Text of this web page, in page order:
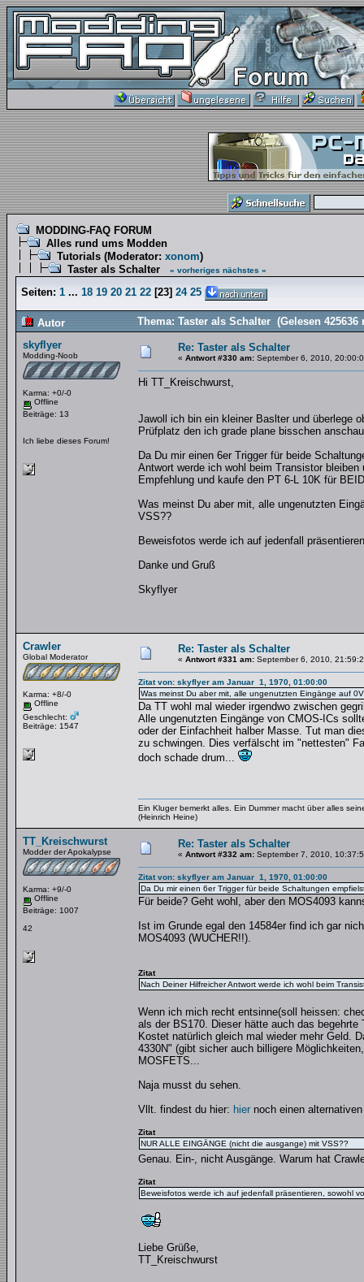
MODDING-FAQ FORUM
Alles rund ums Modden
Tutorials (Moderator: xonom)
Taster als Schalter
« vorheriges nächstes »
Seiten: 1 ... 18 19 20 21 22 [23] 24 25
Autor
Thema: Taster als Schalter (Gelesen 425636
skyflyer
Modding-Noob
Karma: +0/-0
Offline
Beiträge: 13
Ich liebe dieses Forum!
Re: Taster als Schalter
« Antwort #330 am: September 6, 2010,
Hi TT_Kreischwurst,
Jawoll ich bin ein kleiner Baslter und überlege
Prüfplatz den ich grade plane bisschen
Da Du mir einen 6er Trigger für beide
Antwort werde ich wohl beim Transistor
Empfehlung und kaufe den PT 6-L 10K für
Was meinst Du aber mit, alle ungenutzten
VSS??
Beweisfotos werde ich auf jedenfall
Danke und Gruß
Skyflyer
Crawler
Global Moderator
Karma: +8/-0
Offline
Geschlecht:
Beiträge: 1547
Re: Taster als Schalter
« Antwort #331 am: September 6, 2010,
Zitat von: skyflyer am Januar 1, 1970, 01:00:00
Was meinst Du aber mit, alle ungenutzten Eingänge auf
Da TT wohl mal wieder irgendwo zwischen
Alle ungenutzten Eingänge von CMOS-ICs
oder der Einfachheit halber Masse. Tut man
zu schwingen. Dies verfälscht im "nettesten"
doch schade drum...
Ein Kluger bemerkt alles. Ein Dummer macht über alles
(Heinrich Heine)
TT_Kreischwurst
Modder der Apokalypse
Karma: +9/-0
Offline
Beiträge: 1007
42
Re: Taster als Schalter
« Antwort #332 am: September 7, 2010,
Zitat von: skyflyer am Januar 1, 1970, 01:00:00
Da Du mir einen 6er Trigger für beide Schaltungen
Für beide? Geht wohl, aber den MOS4093
Ist im Grunde egal den 14584er find ich gar
MOS4093 (WUCHER!!).
Zitat
Nach Deiner Hilfreicher Antwort werde ich wohl beim
Wenn ich mich recht entsinne(soll heissen:
als der BS170. Dieser hätte auch das begehrte
Kostet natürlich gleich mal wieder mehr Geld.
4330N" (gibt sicher auch billigere
MOSFETS...
Naja musst du sehen.
Vllt. findest du hier: hier noch einen
Zitat
NUR ALLE EINGÄNGE (nicht die ausgange) mit VSS??
Genau. Ein-, nicht Ausgänge. Warum hat
Zitat
Beweisfotos werde ich auf jedenfall präsentieren, sowohl
Liebe Grüße,
TT_Kreischwurst